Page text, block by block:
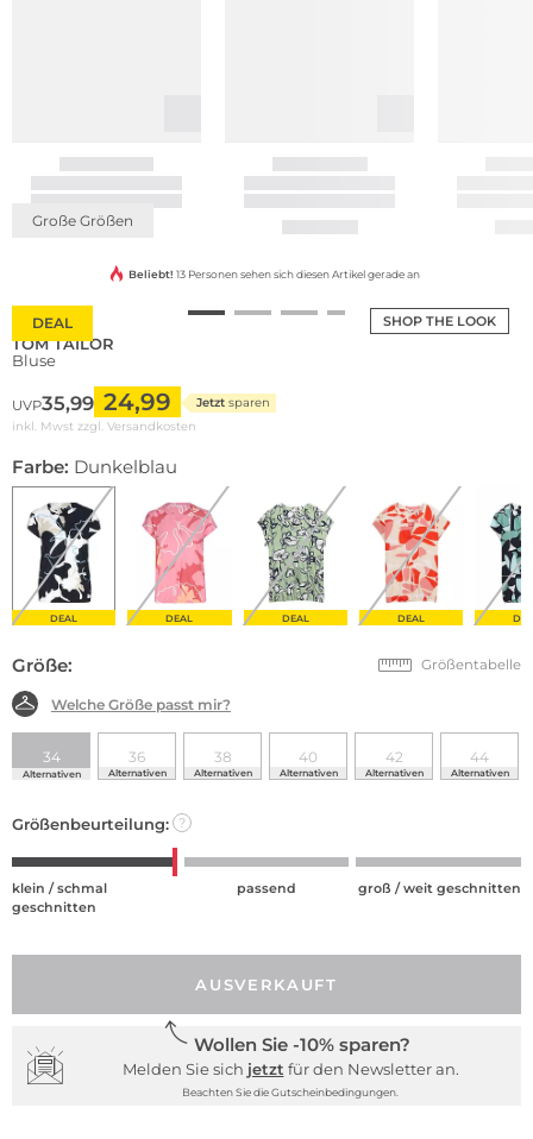
SHOP THE LOOK
DEAL
Große Größen
Beliebt! 13 Personen sehen sich diesen Artikel gerade an
TOM TAILOR
Bluse
UVP35,99 24,99 Jetzt sparen
inkl. Mwst zzgl. Versandkosten
Farbe: Dunkelblau
DEAL DEAL DEAL DEAL
Größe: Größentabelle
Welche Größe passt mir?
34
Alternativen
36
Alternativen
38
Alternativen
40
Alternativen
42
Alternativen
44
Alternativen
Größenbeurteilung: ?
klein / schmal
geschnitten
passend groß / weit geschnitten
AUSVERKAUFT
Wollen Sie -10% sparen?
Melden Sie sich jetzt für den Newsletter an.
Beachten Sie die Gutscheinbedingungen.